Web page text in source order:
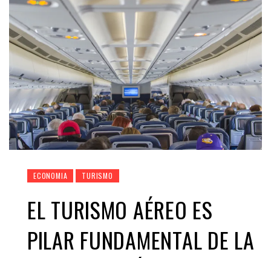
ECONOMIA TURISMO
EL TURISMO AÉREO ES
PILAR FUNDAMENTAL DE LA